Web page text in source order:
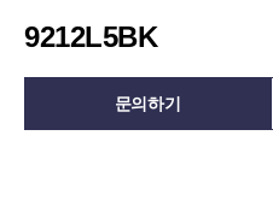
9212L5BK
문의하기